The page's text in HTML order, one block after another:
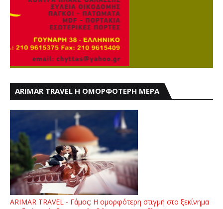
ARIMAR TRAVEL Η ΟΜΟΡΦΟΤΕΡΗ ΜΕΡΑ
ARIMAR TRAVEL - Γάμος: Η ομορφότερη στιγμή στο ξεκίνημα